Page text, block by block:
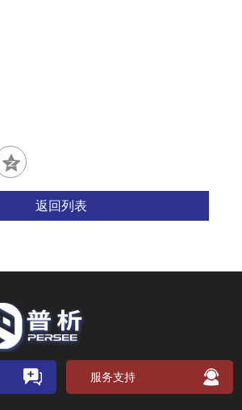
返回列表
服务支持